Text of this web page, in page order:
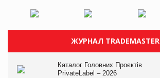
ЖУРНАЛ TRADEMASTER
Каталог Головних Проєктів
PrivateLabel – 2026